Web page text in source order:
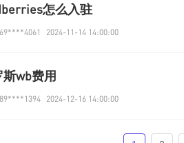
怎么入驻
2024-11-14 14:00:00
斯wb费用
2024-12-16 14:00:00